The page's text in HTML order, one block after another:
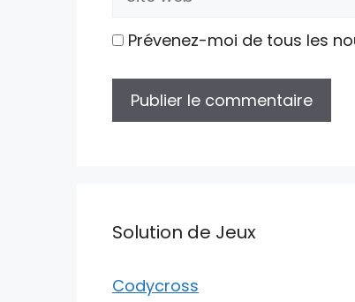
Prévenez-moi de tous les
Solution de Jeux
Codycross